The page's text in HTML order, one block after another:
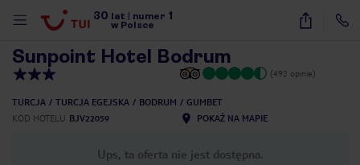
30 lat numer 1
w Polsce
26
Sunpoint Hotel Bodrum
(492 opinie)
TURCJA TURCJA EGEJSKA BODRUM
GUMBET
KOD HOTELU BJV22059 POKAŻ NA MAPIE
Ups, ta oferta nie jest dostępna.